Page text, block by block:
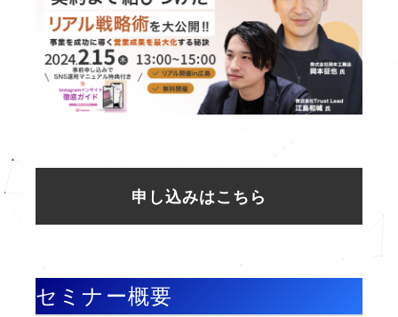
申し込みはこちら
セミナー概要